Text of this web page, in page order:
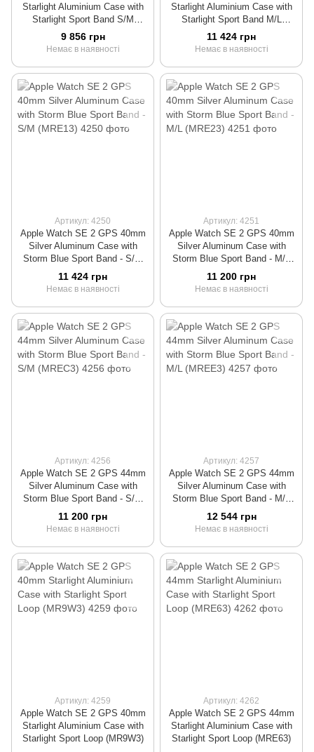
Starlight Aluminium Case with
Starlight Sport Band S/M
(MR9U3)
9 856 грн
Немає в наявності
Starlight Aluminium Case with
Starlight Sport Band M/L
(MR9V3)
11 424 грн
Немає в наявності
Артикул: 4250
Apple Watch SE 2 GPS 40mm
Silver Aluminum Case with
Storm Blue Sport Band - S/M
(MRE13)
11 424 грн
Немає в наявності
Артикул: 4251
Apple Watch SE 2 GPS 40mm
Silver Aluminum Case with
Storm Blue Sport Band - M/L
(MRE23)
11 200 грн
Немає в наявності
Артикул: 4256
Apple Watch SE 2 GPS 44mm
Silver Aluminum Case with
Storm Blue Sport Band - S/M
(MREC3)
11 200 грн
Немає в наявності
Артикул: 4257
Apple Watch SE 2 GPS 44mm
Silver Aluminum Case with
Storm Blue Sport Band - M/L
(MREE3)
12 544 грн
Немає в наявності
Артикул: 4259
Apple Watch SE 2 GPS 40mm
Starlight Aluminium Case with
Starlight Sport Loop (MR9W3)
Артикул: 4262
Apple Watch SE 2 GPS 44mm
Starlight Aluminium Case with
Starlight Sport Loop (MRE63)